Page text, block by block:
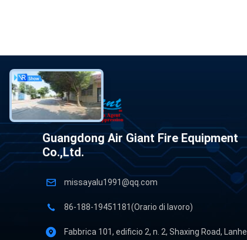
Guangdong Air Giant Fire Equipment
Co.,Ltd.
missayalu1991@qq.com
86-188-19451181(Orario di lavoro)
Fabbrica 101, edificio 2, n. 2, Shaxing Road, Lanhe